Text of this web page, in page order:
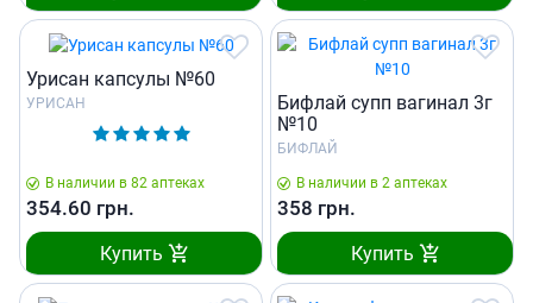
Урисан капсулы №60
УРИСАН
В наличии в 82 аптеках
354.60 грн.
Купить
Бифлай супп вагинал 3г
№10
БИФЛАЙ
В наличии в 2 аптеках
358 грн.
Купить